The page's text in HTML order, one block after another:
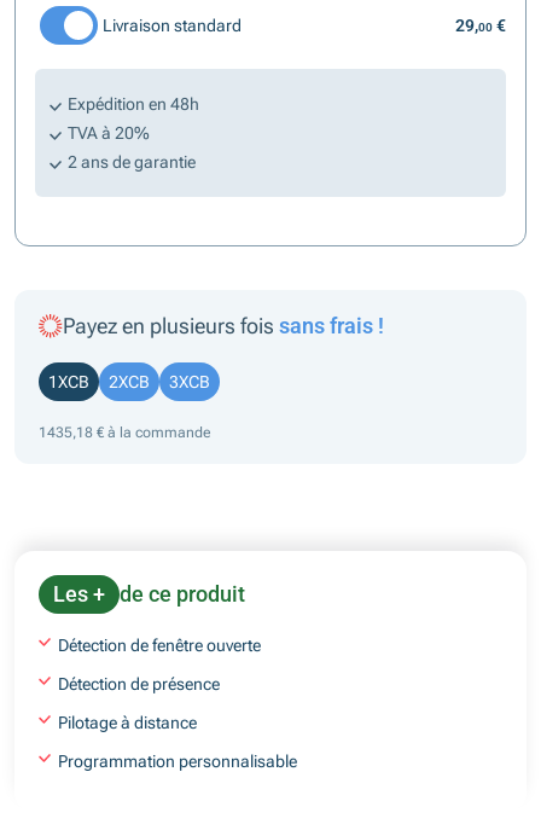
Livraison standard 29,00 €
Expédition en 48h
TVA à 20%
2 ans de garantie
Payez en plusieurs fois sans frais !
1XCB 2XCB 3XCB
1435,18 € à la commande
Les + de ce produit
Détection de fenêtre ouverte
Détection de présence
Pilotage à distance
Programmation personnalisable